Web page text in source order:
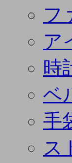
フ
ア
時
ベ
手
ス